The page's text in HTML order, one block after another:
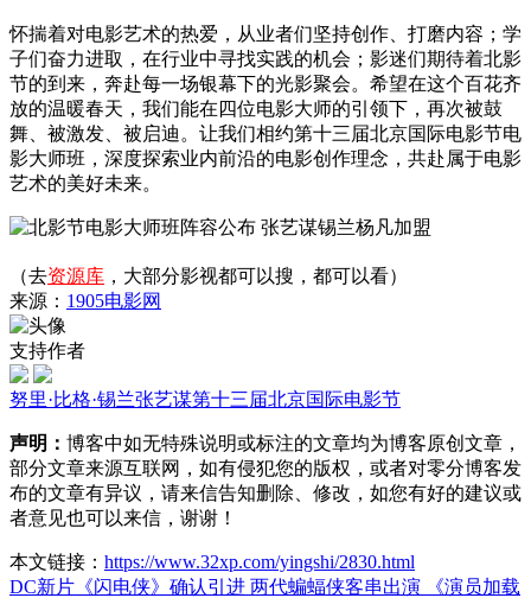
怀揣着对电影艺术的热爱，从业者们坚持创作、打磨内容；学
子们奋力进取，在行业中寻找实践的机会；影迷们期待着北影
节的到来，奔赴每一场银幕下的光影聚会。希望在这个百花齐
放的温暖春天，我们能在四位电影大师的引领下，再次被鼓
舞、被激发、被启迪。让我们相约第十三届北京国际电影节电
影大师班，深度探索业内前沿的电影创作理念，共赴属于电影
艺术的美好未来。
（去资源库 ，大部分影视都可以搜，都可以看）
来源： 1905电影网
支持作者
努里·比格·锡兰张艺谋第十三届北京国际电影节
声明： 博客中如无特殊说明或标注的文章均为博客原创文章，
部分文章来源互联网，如有侵犯您的版权，或者对零分博客发
布的文章有异议，请来信告知删除、修改，如您有好的建议或
者意见也可以来信，谢谢！
本文链接： https://www.32xp.com/yingshi/2830.html
DC新片《闪电侠》确认引进 两代蝙蝠侠客串出演
《演员加载